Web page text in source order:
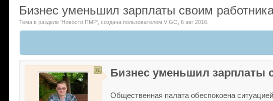
Бизнес уменьшил зарплаты своим
Тема в разделе 'Новости ПМР' , создана пользователемVIGO ,6 авг 2016
Бизнес уменьшил зарплаты
Общественная палата обеспокоена